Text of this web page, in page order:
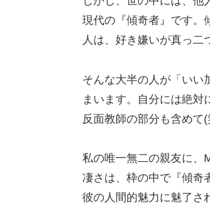
現代の『傾奇者』です。
人は、好き嫌いが真っ二
そんな大半の人が「いい
まいます。自分には絶対
反面教師の部分も含めて(
私の唯一無二の親友に、
凄さは、枠の中で『傾奇
彼の人間的魅力に魅了さ